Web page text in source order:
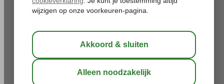
Maximum temperatuur:18,3°C
Minimum temperatuur (nacht):12,5°C
Dagen met regen:0